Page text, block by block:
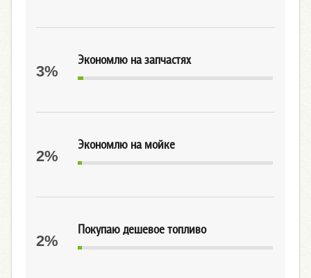
Экономлю на запчастях
3%
Экономлю на мойке
2%
Покупаю дешевое топливо
2%